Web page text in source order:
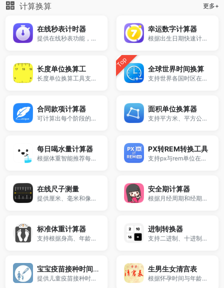
计算换算 更多+
在线秒表计时器
提供在线秒表功能，跟电子秒表一样好用。
幸运数字计算器
根据出生日期快速计算您的专属幸运数字。
长度单位换算工
长度单位换算工具支持米、公里、厘米、毫米、英尺、英寸等多种单位互相转换，输入数值即可自动计算，适用于学习、工程及日常使用。
Top 全球世界时间换算
支持世界各国时区在线转换与时间查询，实时同步北京时间。
合同款项计算器
可计算出每个阶段的金额款项已经对应的人民币大写。
面积单位换算器
支持平方米、平方公里、亩、英亩、平方英尺等多种单位互相转换。
每日喝水量计算器
根据体重智能推荐每日合理饮水量。
PX转REM转换工具
支持px与rem单位在线换算，适用于前端开发与响应式布局设计。
在线尺子测量
提供厘米、毫米和像素单位转换，适用于网页测量。
安全期计算器
根据月经周期和经期天数
标准体重计算器
支持根据身高、年龄、性别计算理想体重范围，并提供BMI指数分析与身高体重对照表参考。
进制转换器
支持二进制、十进制、十六进制之间的快速转换。
宝宝疫苗接种时间表查询
提供儿童疫苗接种时间对照、免疫程序安排及接种提醒。
生男生女清宫表
根据怀孕时间与年龄计算胎儿性别，仅供娱乐参考，帮助了解传统清宫图预测方法。